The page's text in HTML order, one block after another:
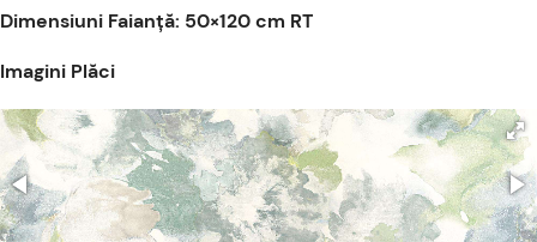
Dimensiuni Faianță: 50×120 cm RT
Imagini Plăci